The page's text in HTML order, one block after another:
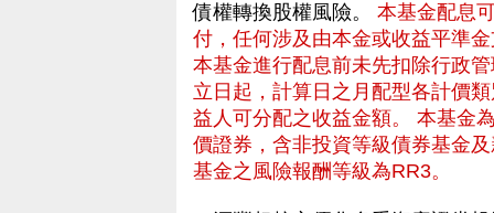
債權轉換股權風險。 本基金配息
付，任何涉及由本金或收益平準
本基金進行配息前未先扣除行政
立日起，計算日之月配型各計價
益人可分配之收益金額。 本基金
價證券，含非投資等級債券基金
基金之風險報酬等級為RR3。